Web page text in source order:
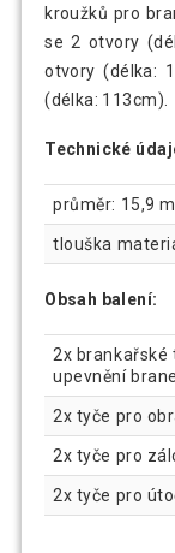
kroužků pro
se 2 otvory
otvory (délka:
(délka: 113cm).
Technické
průměr: 15,9
tlouška
Obsah balení:
2x
upevnění
2x tyče pro
2x tyče pro
2x tyče pro